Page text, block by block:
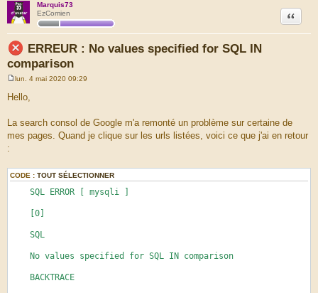
Marquis73
EzComien
ERREUR : No values specified for SQL IN
comparison
Citation
e
s
g
e
lun. 4 mai 2020 09:29
Hello,
La search consol de Google m'a remonté un problème sur certaine de
mes pages. Quand je clique sur les urls listées, voici ce que j'ai en retour
:
CODE : TOUT SÉLECTIONNER
SQL ERROR [ mysqli ]
[0]
SQL
No values specified for SQL IN comparison
BACKTRACE